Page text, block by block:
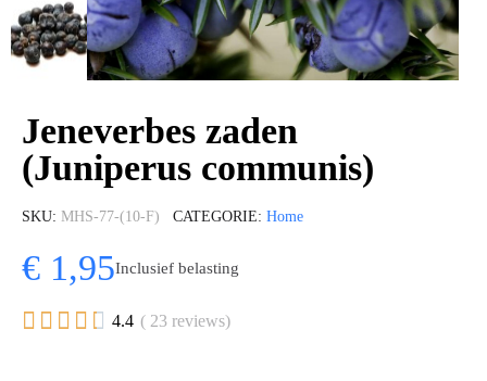
Jeneverbes zaden
(Juniperus communis)
SKU MHS-77-(10-F) CATEGORIE Home
€ 1,95Inclusief belasting
     4.4 ( 23 reviews)